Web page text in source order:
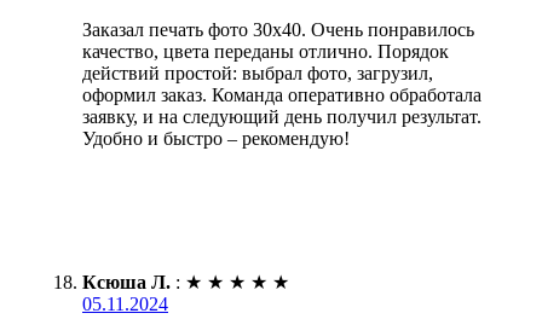
Заказал печать фото 30х40. Очень понравилось
качество, цвета переданы отлично. Порядок
действий простой: выбрал фото, загрузил,
оформил заказ. Команда оперативно обработала
заявку, и на следующий день получил результат.
Удобно и быстро – рекомендую!
Ксюша Л. : ★ ★ ★ ★ ★
05.11.2024